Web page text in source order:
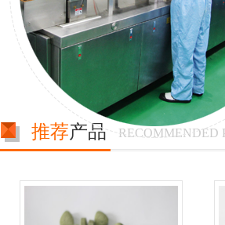
推荐产品 RECOMMENDED